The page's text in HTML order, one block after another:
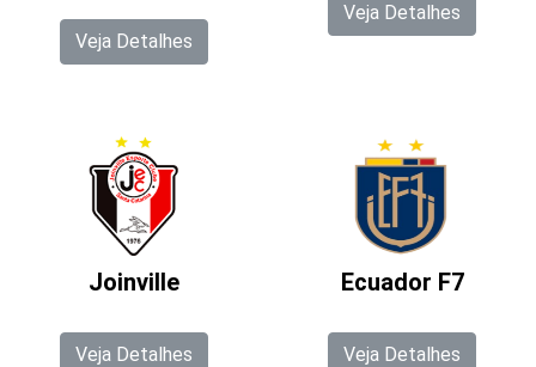
Veja Detalhes
Veja Detalhes
Joinville
Veja Detalhes
Ecuador F7
Veja Detalhes